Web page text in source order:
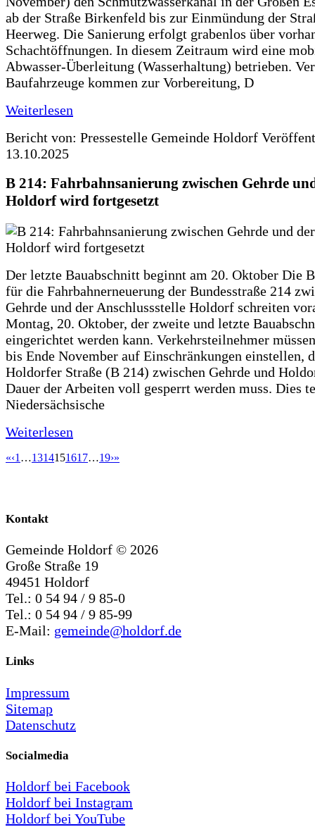
ab der Straße Birkenfeld bis zur Einmündung der
Heerweg. Die Sanierung erfolgt grabenlos über
Schachtöffnungen. In diesem Zeitraum wird eine
Abwasser-Überleitung (Wasserhaltung) betrieben.
Baufahrzeuge kommen zur Vorbereitung, D
Weiterlesen
Bericht von: Pressestelle Gemeinde Holdorf
13.10.2025
B 214: Fahrbahnsanierung zwischen Gehrde
Holdorf wird fortgesetzt
Der letzte Bauabschnitt beginnt am 20. Oktober Die
für die Fahrbahnerneuerung der Bundesstraße 214
Gehrde und der Anschlussstelle Holdorf schreiten
Montag, 20. Oktober, der zweite und letzte
eingerichtet werden kann. Verkehrsteilnehmer
bis Ende November auf Einschränkungen einstellen,
Holdorfer Straße (B 214) zwischen Gehrde und
Dauer der Arbeiten voll gesperrt werden muss. Dies
Niedersächsische
Weiterlesen
«‹1 …1314151617…19›»
Kontakt
Gemeinde Holdorf © 2026
Große Straße 19
49451 Holdorf
Tel.: 0 54 94 / 9 85-0
Tel.: 0 54 94 / 9 85-99
E-Mail: gemeinde@holdorf.de
Links
Impressum
Sitemap
Datenschutz
Socialmedia
Holdorf bei Facebook
Holdorf bei Instagram
Holdorf bei YouTube